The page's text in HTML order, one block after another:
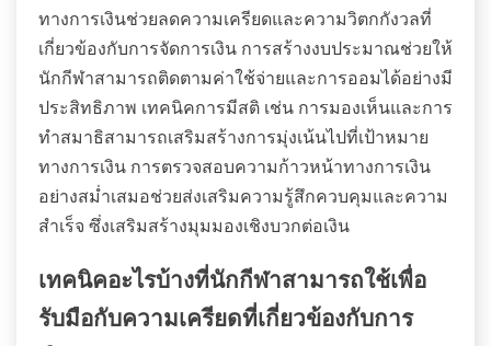
ทางการเงินช่วยลดความเครียดและความวิตกกังวลที่
เกี่ยวข้องกับการจัดการเงิน การสร้างงบประมาณช่วยให้
นักกีฬาสามารถติดตามค่าใช้จ่ายและการออมได้อย่างมี
ประสิทธิภาพ เทคนิคการมีสติ เช่น การมองเห็นและการ
ทำสมาธิสามารถเสริมสร้างการมุ่งเน้นไปที่เป้าหมาย
ทางการเงิน การตรวจสอบความก้าวหน้าทางการเงิน
อย่างสม่ำเสมอช่วยส่งเสริมความรู้สึกควบคุมและความ
สำเร็จ ซึ่งเสริมสร้างมุมมองเชิงบวกต่อเงิน
เทคนิคอะไรบ้างที่นักกีฬาสามารถใช้เพื่อ
รับมือกับความเครียดที่เกี่ยวข้องกับการ